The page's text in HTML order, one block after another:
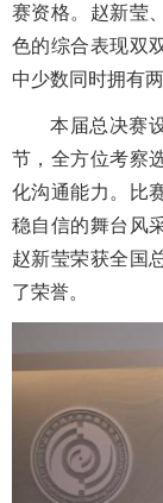
赛资格。赵新莹
色的综合表现双
中少数同时拥有
本届总决赛
节，全方位考察
化沟通能力。比
稳自信的舞台风
赵新莹荣获全国
了荣誉。